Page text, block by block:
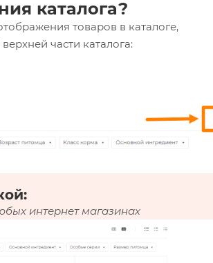
каталога?
товаров в каталоге,
части каталога:
интернет магазинах